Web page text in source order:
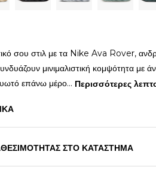
σου στιλ με τα Nike Ava Rover,
μινιμαλιστική κομψότητα με
επάνω μέρο... Περισσότερες
ΣΤΟ ΚΑΤΑΣΤΗΜΑ